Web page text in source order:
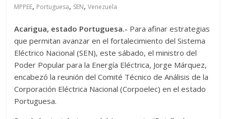
MPPEE, Portuguesa, SEN,Venezuela
Acarigua, estado Portuguesa.- Para afinar estrategias
que permitan avanzar en el fortalecimiento del Sistema
Eléctrico Nacional (SEN), este sábado, el ministro del
Poder Popular para la Energía Eléctrica, Jorge Márquez,
encabezó la reunión del Comité Técnico de Análisis de la
Corporación Eléctrica Nacional (Corpoelec) en el estado
Portuguesa.